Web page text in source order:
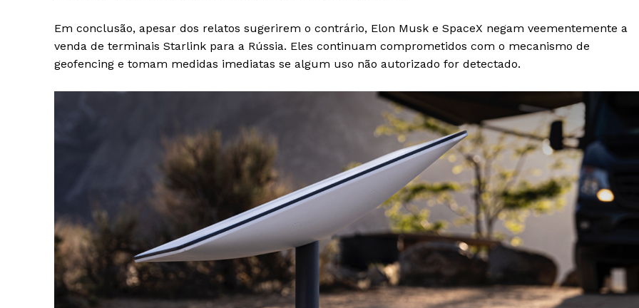
Em conclusão, apesar dos relatos sugerirem o contrário, Elon Musk e SpaceX negam veementemente a
venda de terminais Starlink para a Rússia. Eles continuam comprometidos com o mecanismo de
geofencing e tomam medidas imediatas se algum uso não autorizado for detectado.